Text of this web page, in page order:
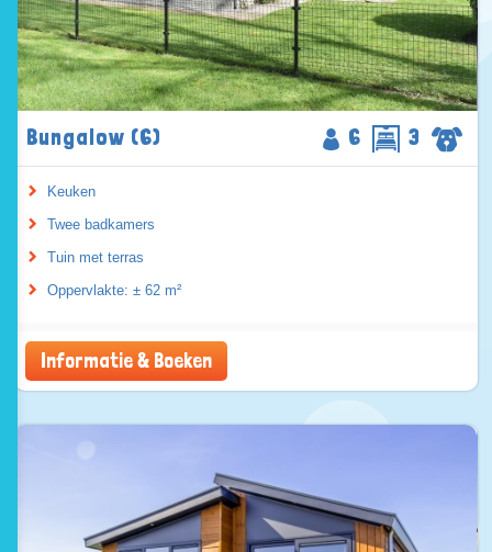
Bungalow (6) 6 3
Keuken
Twee badkamers
Tuin met terras
Oppervlakte: ± 62 m²
Informatie & Boeken